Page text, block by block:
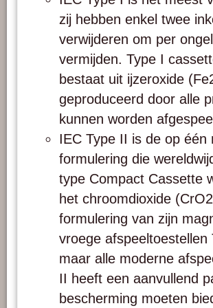
zij hebben enkel twee
verwijderen om per
vermijden. Type I
bestaat uit ijzeroxide
geproduceerd door alle
kunnen worden
IEC Type II is de op
formulering die
type Compact Cassette
het chroomdioxide
formulering van zijn
vroege
maar alle moderne
II heeft een aanvullend
bescherming moeten